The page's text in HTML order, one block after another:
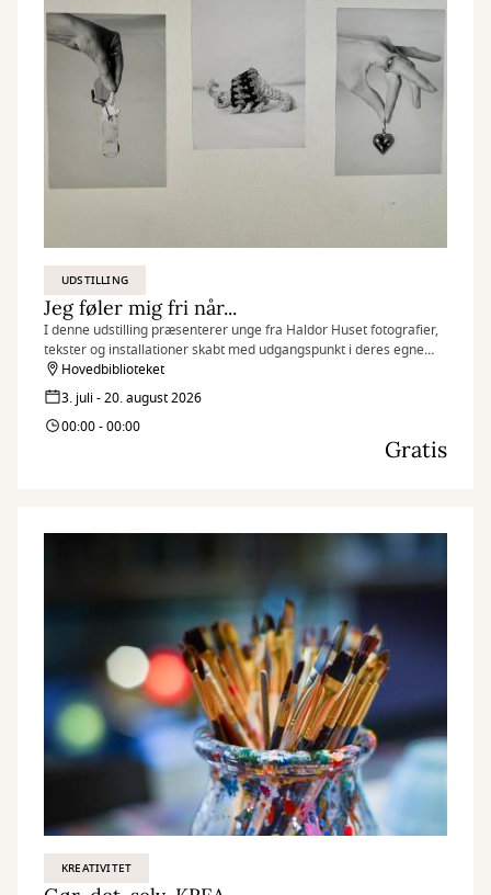
UDSTILLING
Jeg føler mig fri når...
I denne udstilling præsenterer unge fra Haldor Huset fotografier,
tekster og installationer skabt med udgangspunkt i deres egne
erfaringer, drømme og perspektiver.
Hovedbiblioteket
3. juli - 20. august 2026
00:00 - 00:00
Gratis
KREATIVITET